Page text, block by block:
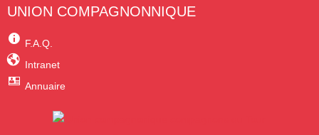
UNION COMPAGNONNIQUE
F.A.Q.
Intranet
Annuaire